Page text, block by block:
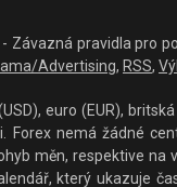
- Závazná pravidla pro
Advertising, RSS,
euro (EUR),
Forex nemá žádné
měn, respektive
který ukazuje